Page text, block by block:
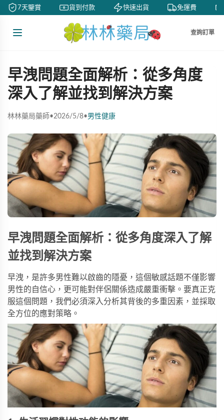
7天鑒賞 貨到付款 快速出貨 免運費
查詢訂單
早洩問題全面解析：從多角度
深入了解並找到解決方案
林林藥局藥師•2026/5/8•男性健康
早洩問題全面解析：從多角度深入了解
並找到解決方案
早洩，是許多男性難以啟齒的隱憂，這個敏感話題不僅影響
男性的自信心，更可能對伴侶關係造成嚴重衝擊。要真正克
服這個問題，我們必須深入分析其背後的多重因素，並採取
全方位的應對策略。